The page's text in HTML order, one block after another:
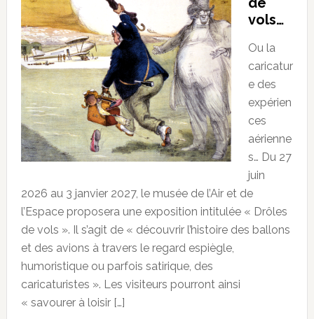
vols…
Ou la
caricatur
e des
expérien
ces
aérienne
s… Du 27
juin
2026 au 3 janvier 2027, le musée de l’Air et de
l’Espace proposera une exposition intitulée « Drôles
de vols ». Il s’agit de « découvrir l’histoire des ballons
et des avions à travers le regard espiègle,
humoristique ou parfois satirique, des
caricaturistes ». Les visiteurs pourront ainsi
« savourer à loisir […]